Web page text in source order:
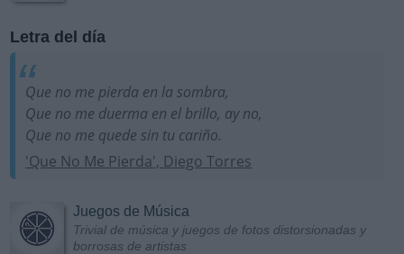
Letra del día
Que no me pierda en la sombra,
Que no me duerma en el brillo, ay no,
Que no me quede sin tu cariño.
'Que No Me Pierda', Diego Torres
Juegos de Música
Trivial de música y juegos de fotos distorsionadas y
borrosas de artistas